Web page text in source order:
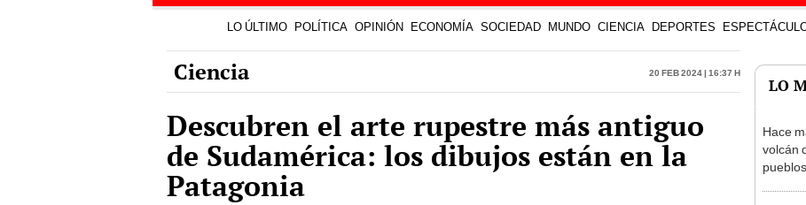
LO ÚLTIMO POLÍTICA OPINIÓN ECONOMÍA SOCIEDAD MUNDO CIENCIA DEPORTES
Ciencia 20 Feb 2024 | 16:37 h
Descubren el arte rupestre más antiguo
de Sudamérica: los dibujos están en la
Patagonia
LO
Hace
volcán